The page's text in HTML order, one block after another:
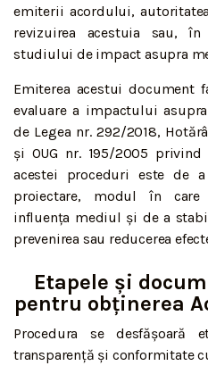
emiterii acordului,
revizuirea acestuia sau, în
studiului de impact asupra
Emiterea acestui document
evaluare a impactului
de Legea nr. 292/2018,
și OUG nr. 195/2005
acestei proceduri este de
proiectare, modul în
influența mediul și de a
prevenirea sau reducerea
Etapele și
pentru obținerea
Procedura se desfășoară
transparență și conformitate